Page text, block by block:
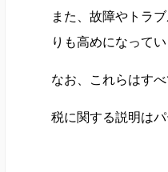
また、故障やトラ
りも高めになってい
なお、これらはすべ
税に関する説明は